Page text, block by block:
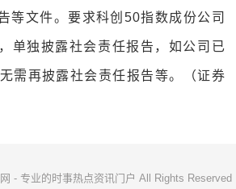
等文件。要求科创50指数成份公司
单独披露社会责任报告，如公司已
需再披露社会责任报告等。（证券
- 专业的时事热点资讯门户 All Rights Reserved